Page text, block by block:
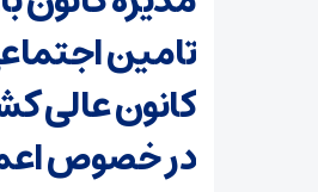
تامین
کانون عالی
در خصوص